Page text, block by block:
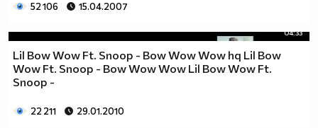
52 106 15.04.2007
04:33
Lil Bow Wow Ft. Snoop - Bow Wow Wow hq Lil Bow
Wow Ft. Snoop - Bow Wow Wow Lil Bow Wow Ft.
Snoop -
22 211 29.01.2010